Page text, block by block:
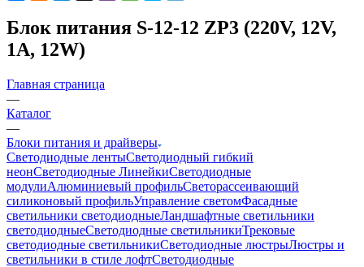
Блок питания S-12-12 ZP3 (220V, 12V,
1A, 12W)
Главная страница
—
Каталог
—
Блоки питания и драйверы
Светодиодные лентыСветодиодный гибкий
неонСветодиодные ЛинейкиСветодиодные
модулиАлюминиевый профильСветорассеивающий
силиконовый профильУправление светомФасадные
светильники светодиодныеЛандшафтные светильники
светодиодныеСветодиодные светильникиТрековые
светодиодные светильникиСветодиодные люстрыЛюстры и
светильники в стиле лофтСветодиодные